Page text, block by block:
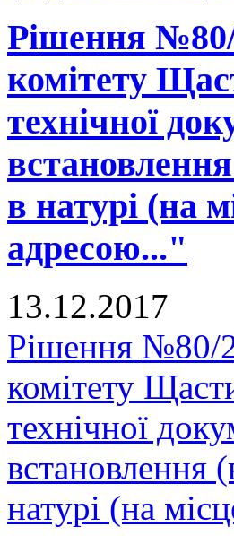
Рішення
комітету
технічної
в натурі (на
адресою..."
13.12.2017
Рішення №80/
комітету
технічної
встановлення
натурі (на